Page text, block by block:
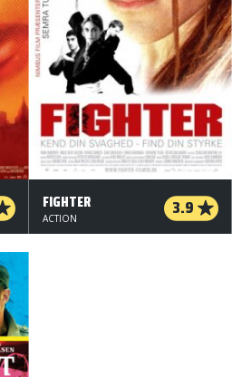
FIGHTER 3.9
ACTION